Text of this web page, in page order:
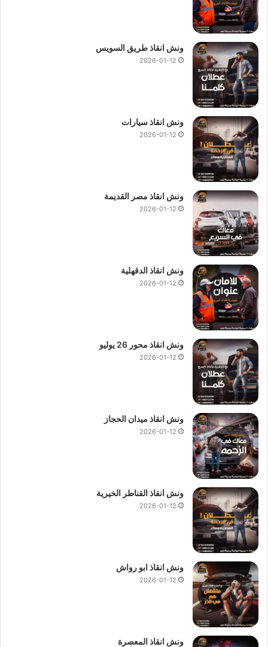
ونش انقاذ طريق السويس
2026-01-12
ونش انقاذ سيارات
2026-01-12
ونش انقاذ مصر القديمة
2026-01-12
ونش انقاذ الدقهلية
2026-01-12
ونش انقاذ محور 26 يوليو
2026-01-12
ونش انقاذ ميدان الحجاز
2026-01-12
ونش انقاذ القناطر الخيرية
2026-01-12
ونش انقاذ ابو رواش
2026-01-12
ونش انقاذ المعصرة